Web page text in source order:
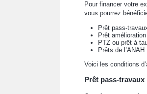
Pour financer votre
vous pourrez
Prêt pass-
Prêt
PTZ ou prêt à
Prêts de l’ANAH
Voici les conditions
Prêt pass-travaux